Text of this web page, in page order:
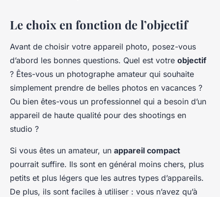
Le choix en fonction de l’objectif
Avant de choisir votre appareil photo, posez-vous
d’abord les bonnes questions. Quel est votre objectif
? Êtes-vous un photographe amateur qui souhaite
simplement prendre de belles photos en vacances ?
Ou bien êtes-vous un professionnel qui a besoin d’un
appareil de haute qualité pour des shootings en
studio ?
Si vous êtes un amateur, un appareil compact
pourrait suffire. Ils sont en général moins chers, plus
petits et plus légers que les autres types d’appareils.
De plus, ils sont faciles à utiliser : vous n’avez qu’à